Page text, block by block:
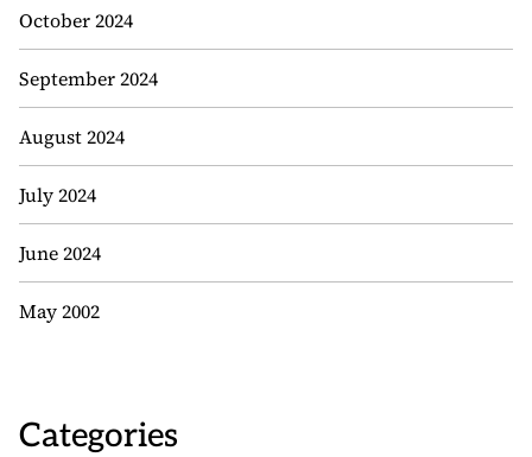
October 2024
September 2024
August 2024
July 2024
June 2024
May 2002
Categories